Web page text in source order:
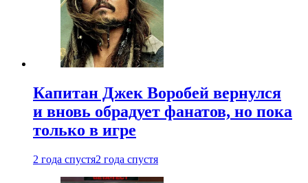
Капитан Джек Воробей вернулся
и вновь обрадует фанатов, но пока
только в игре
2 года спустя2 года спустя